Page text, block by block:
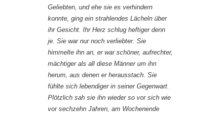
Geliebten, und ehe sie es verhindern
konnte, ging ein strahlendes Lächeln über
ihr Gesicht. Ihr Herz schlug heftiger denn
je. Sie war nur noch verliebter. Sie
himmelte ihn an, er war schöner, aufrechter,
mächtiger als all diese Männer um ihn
herum, aus denen er herausstach. Sie
fühlte sich lebendiger in seiner Gegenwart.
Plötzlich sah sie ihn wieder so vor sich wie
vor sechzehn Jahren, am Wochenende